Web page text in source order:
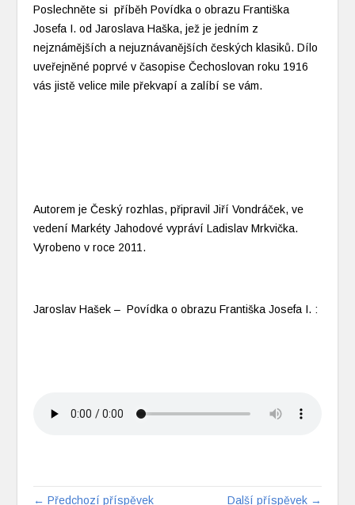
Poslechněte si příběh Povídka o obrazu Františka
Josefa I. od Jaroslava Haška, jež je jedním z
nejznámějších a nejuznávanějších českých klasiků. Dílo
uveřejněné poprvé v časopise Čechoslovan roku 1916
vás jistě velice mile překvapí a zalíbí se vám.
Autorem je Český rozhlas, připravil Jiří Vondráček, ve
vedení Markéty Jahodové vypráví Ladislav Mrkvička.
Vyrobeno v roce 2011.
Jaroslav Hašek – Povídka o obrazu Františka Josefa I. :
← Předchozí příspěvek Další příspěvek →